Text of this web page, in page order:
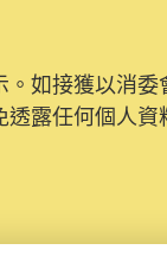
如接獲以消
露任何個人